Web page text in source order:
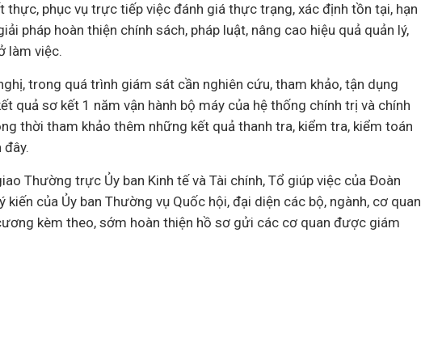
phục vụ trực tiếp việc đánh giá thực trạng, xác định tồn tại, hạn
pháp hoàn thiện chính sách, pháp luật, nâng cao hiệu quả quản lý,
làm việc.
trong quá trình giám sát cần nghiên cứu, tham khảo, tận dụng
quả sơ kết 1 năm vận hành bộ máy của hệ thống chính trị và chính
thời tham khảo thêm những kết quả thanh tra, kiểm tra, kiểm toán
đây.
Thường trực Ủy ban Kinh tế và Tài chính, Tổ giúp việc của Đoàn
của Ủy ban Thường vụ Quốc hội, đại diện các bộ, ngành, cơ quan
kèm theo, sớm hoàn thiện hồ sơ gửi các cơ quan được giám